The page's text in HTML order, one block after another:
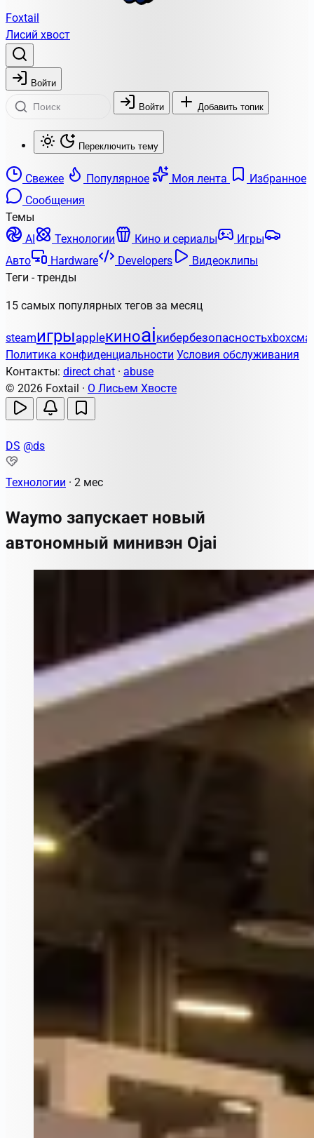
Foxtail
Лисий хвост
Войти
Войти Добавить топик
Переключить тему
Свежее Популярное Моя лента
Избранное
Сообщения
Темы
AI
Технологии Кино и сериалы
Игры
Авто
Hardware Developers
Видеоклипы
Теги - тренды
15 самых популярных тегов за месяц
steamигрыappleкиноaiкибербезопасностьxbox
Политика конфиденциальности Условия обслуживания
Контакты: direct chat · abuse
© 2026 Foxtail · О Лисьем Хвосте
DS @ds
Технологии · 2 мес
Waymo запускает новый
автономный минивэн Ojai